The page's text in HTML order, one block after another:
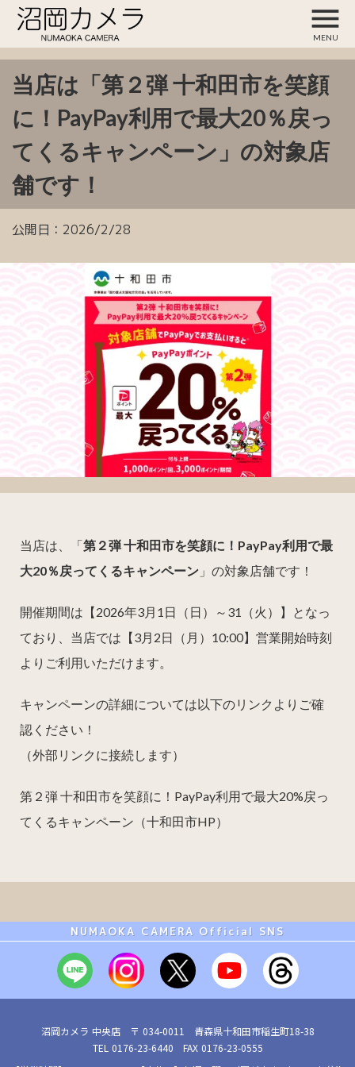
menu
MENU
当店は「第２弾 十和田市を笑顔
に！PayPay利用で最大20％戻っ
てくるキャンペーン」の対象店
舗です！
公開日： 2026/2/28
当店は、「第２弾 十和田市を笑顔に！PayPay利用で最
大20％戻ってくるキャンペーン 」の対象店舗です！
開催期間は【2026年3月1日（日）～31（火）】となっ
ており、当店では【3月2日（月）10:00】営業開始時刻
よりご利用いただけます。
キャンペーンの詳細については以下のリンクよりご確
認ください！
（外部リンクに接続します）
第２弾 十和田市を笑顔に！PayPay利用で最大20%戻っ
てくるキャンペーン（十和田市HP）
NUMAOKA CAMERA Official SNS
沼岡カメラ 中央店 〒 034-0011 青森県十和田市稲生町18-38
TEL 0176-23-6440 FAX 0176-23-0555